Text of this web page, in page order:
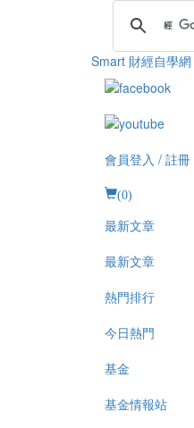
Smart 財經自學網
會員登入 / 註冊
(0)
最新文章
最新文章
熱門排行
今日熱門
基金
基金情報站